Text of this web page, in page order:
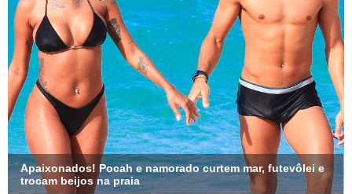
Apaixonados! Pocah e namorado curtem mar, futevôlei e
trocam beijos na praia